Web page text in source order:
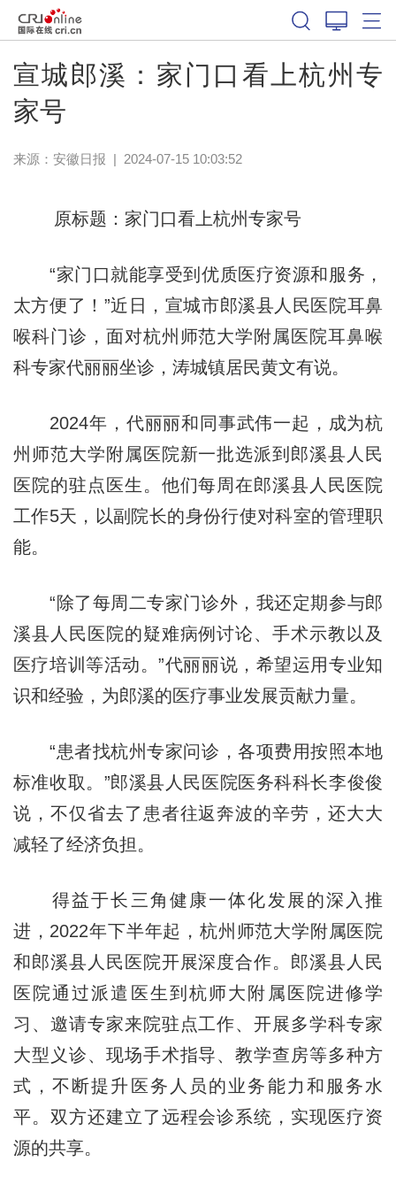
宣城郎溪：家门口看上杭州专
家号
来源： 安徽日报 | 2024-07-15 10:03:52
原标题：家门口看上杭州专家号
“家门口就能享受到优质医疗资源和服务，
太方便了！”近日，宣城市郎溪县人民医院耳鼻
喉科门诊，面对杭州师范大学附属医院耳鼻喉
科专家代丽丽坐诊，涛城镇居民黄文有说。
2024年，代丽丽和同事武伟一起，成为杭
州师范大学附属医院新一批选派到郎溪县人民
医院的驻点医生。他们每周在郎溪县人民医院
工作5天，以副院长的身份行使对科室的管理职
能。
“除了每周二专家门诊外，我还定期参与郎
溪县人民医院的疑难病例讨论、手术示教以及
医疗培训等活动。”代丽丽说，希望运用专业知
识和经验，为郎溪的医疗事业发展贡献力量。
“患者找杭州专家问诊，各项费用按照本地
标准收取。”郎溪县人民医院医务科科长李俊俊
说，不仅省去了患者往返奔波的辛劳，还大大
减轻了经济负担。
得益于长三角健康一体化发展的深入推
进，2022年下半年起，杭州师范大学附属医院
和郎溪县人民医院开展深度合作。郎溪县人民
医院通过派遣医生到杭师大附属医院进修学
习、邀请专家来院驻点工作、开展多学科专家
大型义诊、现场手术指导、教学查房等多种方
式，不断提升医务人员的业务能力和服务水
平。双方还建立了远程会诊系统，实现医疗资
源的共享。